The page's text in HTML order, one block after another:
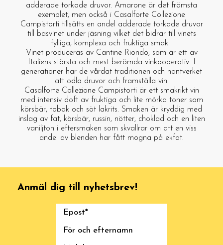
adderade torkade druvor. Amarone är det främsta
exemplet, men också i Casalforte Collezione
Campistorti tillsätts en andel adderade torkade druvor
till basvinet under jäsning vilket det bidrar till vinets
fylliga, komplexa och fruktiga smak.
Vinet produceras av Cantine Riondo, som är ett av
Italiens största och mest berömda vinkooperativ. I
generationer har de vårdat traditionen och hantverket
att odla druvor och framställa vin.
Casalforte Collezione Campistorti är ett smakrikt vin
med intensiv doft av fruktiga och lite mörka toner som
körsbär, tobak och söt lakrits. Smaken är kryddig med
inslag av fat, körsbär, russin, nötter, choklad och en liten
vaniljton i eftersmaken som skvallrar om att en viss
andel av blenden har fått mogna på ekfat.
Anmäl dig till nyhetsbrev!